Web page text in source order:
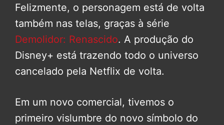
Felizmente, o personagem está de volta
também nas telas, graças à série
Demolidor: Renascido. A produção do
Disney+ está trazendo todo o universo
cancelado pela Netflix de volta.
Em um novo comercial, tivemos o
primeiro vislumbre do novo símbolo do